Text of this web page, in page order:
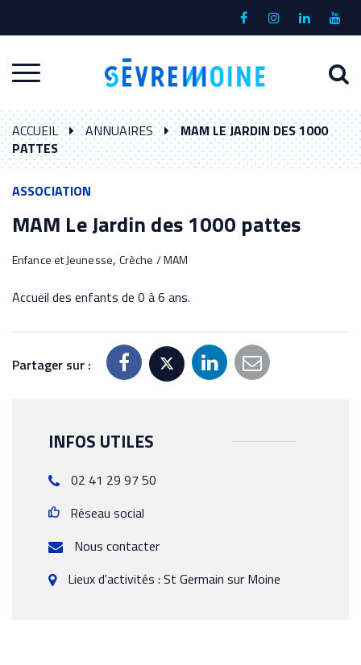
Lien
compte
Lien
Lien
compte
Lien
la
Aller
à
la
navigation
à
ACCUEIL ANNUAIRES
MAM LE JARDIN DES 1000
PATTES
ASSOCIATION
MAM Le Jardin des 1000 pattes
Enfance et Jeunesse, Crèche / MAM
Accueil des enfants de 0 à 6 ans.
Partager sur :
INFOS UTILES
02 41 29 97 50
Réseau social
Nous contacter
Lieux d'activités : St Germain sur Moine